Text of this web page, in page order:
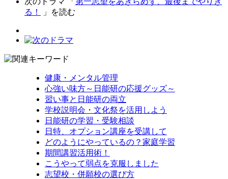
る！
」を読む
健康・メンタル管理
心強い味方～日能研の応援グッズ～
習い事と日能研の両立
学校説明会・文化祭を活用しよう
日能研の学習・受験相談
日特、オプション講座を受講して
どのようにやっているの？家庭学習
期間講習活用術！
こうやって弱点を克服しました
志望校・併願校の選び方